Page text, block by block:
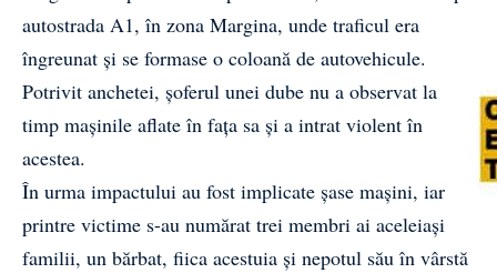
autostrada A1, în zona Margina, unde traficul era
îngreunat și se formase o coloană de autovehicule.
Potrivit anchetei, șoferul unei dube nu a observat la
timp mașinile aflate în fața sa și a intrat violent în
acestea.
În urma impactului au fost implicate șase mașini, iar
printre victime s-au numărat trei membri ai aceleiași
familii, un bărbat, fiica acestuia și nepotul său în vârstă